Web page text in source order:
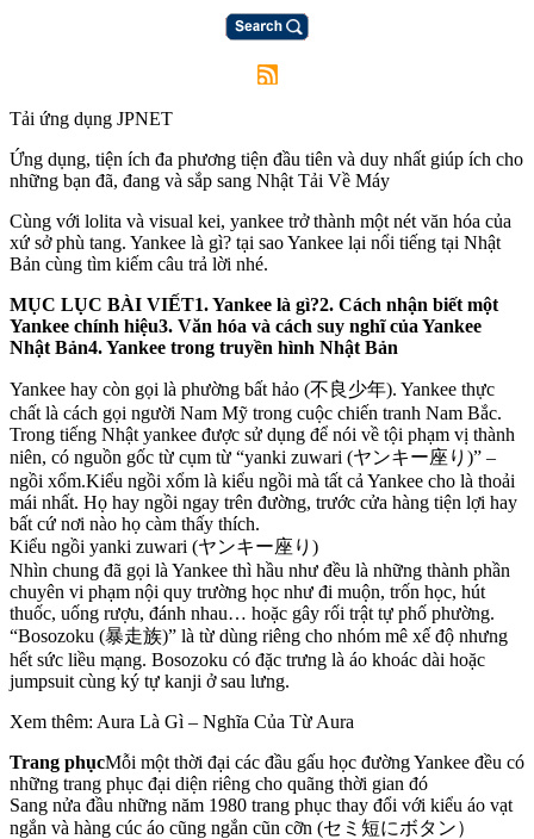
Tải ứng dụng JPNET
Ứng dụng, tiện ích đa phương tiện đầu tiên và duy nhất giúp ích cho
những bạn đã, đang và sắp sang Nhật Tải Về Máy
Cùng với lolita và visual kei, yankee trở thành một nét văn hóa của
xứ sở phù tang. Yankee là gì? tại sao Yankee lại nổi tiếng tại Nhật
Bản cùng tìm kiếm câu trả lời nhé.
MỤC LỤC BÀI VIẾT1. Yankee là gì?2. Cách nhận biết một
Yankee chính hiệu3. Văn hóa và cách suy nghĩ của Yankee
Nhật Bản4. Yankee trong truyền hình Nhật Bản
Yankee hay còn gọi là phường bất hảo (不良少年). Yankee thực
chất là cách gọi người Nam Mỹ trong cuộc chiến tranh Nam Bắc.
Trong tiếng Nhật yankee được sử dụng để nói về tội phạm vị thành
niên, có nguồn gốc từ cụm từ “yanki zuwari (ヤンキー座り)” –
ngồi xổm.Kiểu ngồi xổm là kiểu ngồi mà tất cả Yankee cho là thoải
mái nhất. Họ hay ngồi ngay trên đường, trước cửa hàng tiện lợi hay
bất cứ nơi nào họ càm thấy thích.
Kiểu ngồi yanki zuwari (ヤンキー座り)
Nhìn chung đã gọi là Yankee thì hầu như đều là những thành phần
chuyên vi phạm nội quy trường học như đi muộn, trốn học, hút
thuốc, uống rượu, đánh nhau… hoặc gây rối trật tự phố phường.
“Bosozoku (暴走族)” là từ dùng riêng cho nhóm mê xế độ nhưng
hết sức liều mạng. Bosozoku có đặc trưng là áo khoác dài hoặc
jumpsuit cùng ký tự kanji ở sau lưng.
Xem thêm: Aura Là Gì – Nghĩa Của Từ Aura
Trang phụcMỗi một thời đại các đầu gấu học đường Yankee đều có
những trang phục đại diện riêng cho quãng thời gian đó
Sang nửa đầu những năm 1980 trang phục thay đổi với kiểu áo vạt
ngắn và hàng cúc áo cũng ngắn cũn cỡn (セミ短にボタン）